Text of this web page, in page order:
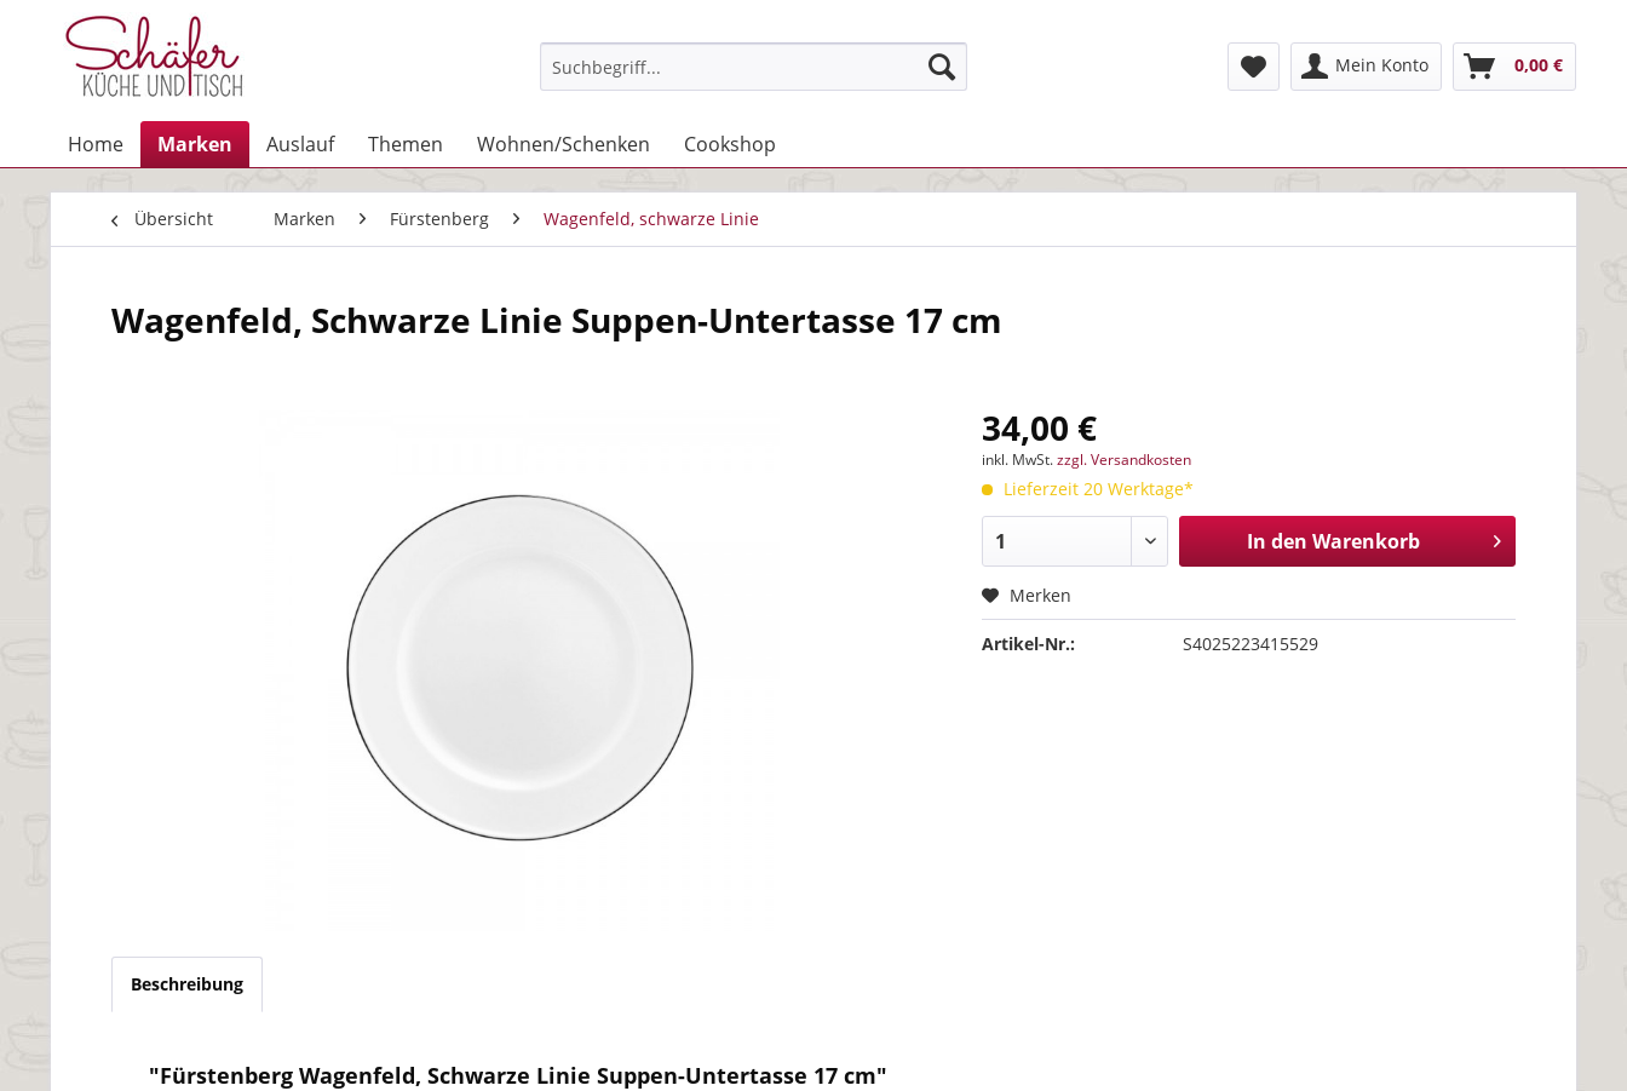
Mein Konto 0,00 €
Home Marken Auslauf Themen Wohnen/Schenken Cookshop
Übersicht Marken Fürstenberg Wagenfeld, schwarze Linie
Wagenfeld, Schwarze Linie Suppen-Untertasse 17 cm
34,00 €
inkl. MwSt.zzgl. Versandkosten
Lieferzeit 20 Werktage*
In den Warenkorb
Merken
Artikel-Nr.: S4025223415529
Beschreibung
"Fürstenberg Wagenfeld, Schwarze Linie Suppen-Untertasse 17 cm"